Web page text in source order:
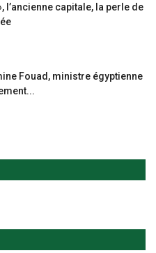
l’ancienne capitale, la perle de
Fouad, ministre égyptienne